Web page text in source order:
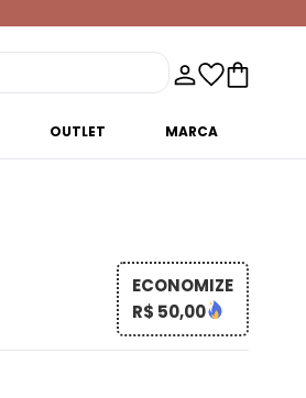
OUTLET MARCA
ECONOMIZE
R$ 50,00